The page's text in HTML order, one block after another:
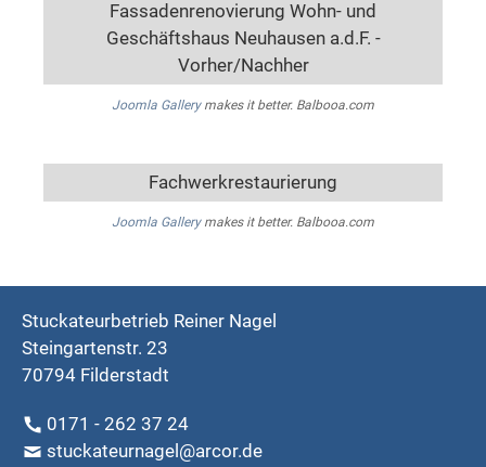
Fassadenrenovierung Wohn- und
Geschäftshaus Neuhausen a.d.F. -
Vorher/Nachher
Joomla Gallerymakes it better. Balbooa.com
Fachwerkrestaurierung
Joomla Gallerymakes it better. Balbooa.com
Stuckateurbetrieb Reiner Nagel
Steingartenstr. 23
70794 Filderstadt
0171 - 262 37 24
stuckateurnagel@arcor.de